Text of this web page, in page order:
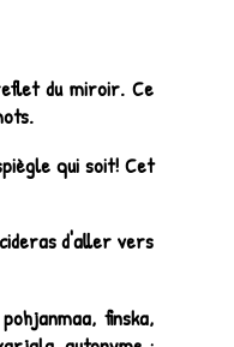
du miroir. Ce
qui soit! Cet
d'aller vers
finska,